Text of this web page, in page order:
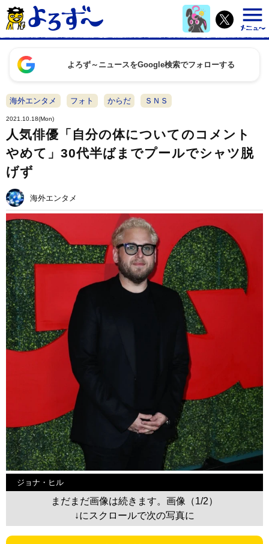
よろず～ニュースをGoogle検索でフォローする
海外エンタメ フォト からだ ＳＮＳ
2021.10.18(Mon)
人気俳優「自分の体についてのコメント
やめて」30代半ばまでプールでシャツ脱
げず
海外エンタメ
ジョナ・ヒル
まだまだ画像は続きます。画像（1/2）
↓にスクロールで次の写真に